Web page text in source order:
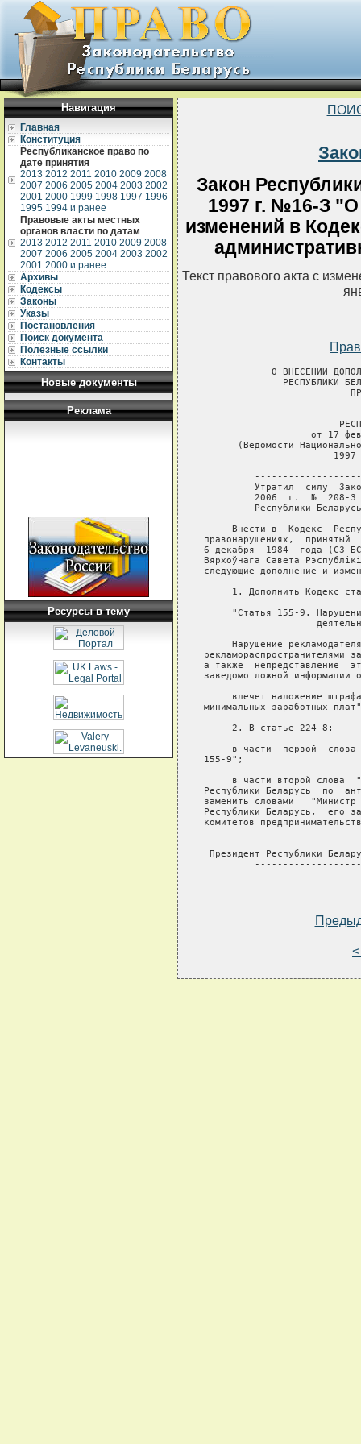
Навигация
Главная
Конституция
Республиканское право по
дате принятия
2013 2012 2011 2010 2009 2008
2007 2006 2005 2004 2003 2002
2001 2000 1999 1998 1997 1996
1995 1994 и ранее
Правовые акты местных
органов власти по датам
2013 2012 2011 2010 2009 2008
2007 2006 2005 2004 2003 2002
2001 2000 и ранее
Архивы
Кодексы
Законы
Указы
Постановления
Поиск документа
Полезные ссылки
Контакты
Новые документы
Реклама
Ресурсы в тему
Закон
1997 г. №16-З
изменений в
Текст правового акта с
О ВНЕСЕНИИ
РЕСПУБЛИКИ
от 17
(Ведомости
1997
Утратил  силу
2006  г.  №  208-
Республики
Внести в  Кодекс
правонарушениях,  принятый
6 декабря  1984  года (СЗ
Вярхоўнага Савета
следующие дополнение и
1. Дополнить Кодекс
"Статья 155-9.
Нарушение
рекламораспространителями
а также  непредставление
заведомо ложной информации
влечет наложение
минимальных заработных
     2. В статье 224-8:
в части  первой
155-9";
в части второй слова
Республики Беларусь  по
заменить словами
Республики Беларусь,  его
комитетов
Президент Республики